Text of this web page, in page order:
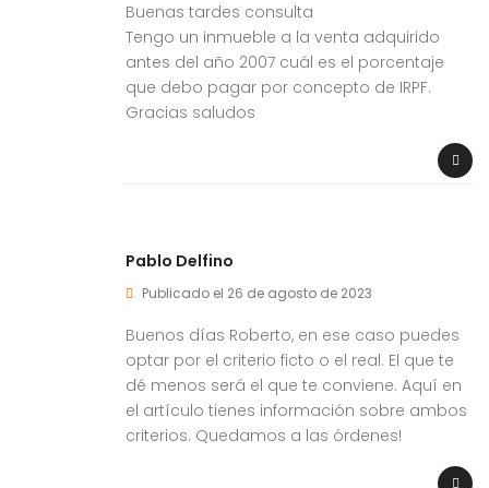
Buenas tardes consulta
Tengo un inmueble a la venta adquirido
antes del año 2007 cuál es el porcentaje
que debo pagar por concepto de IRPF.
Gracias saludos
Pablo Delfino
Publicado el 26 de agosto de 2023
Buenos días Roberto, en ese caso puedes
optar por el criterio ficto o el real. El que te
dé menos será el que te conviene. Aquí en
el artículo tienes información sobre ambos
criterios. Quedamos a las órdenes!